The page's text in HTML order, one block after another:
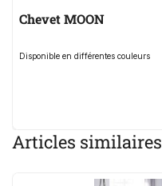
Chevet MOON
Disponible en différentes couleurs
Articles similaires